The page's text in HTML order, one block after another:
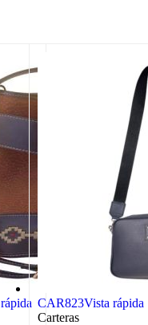
CAR823Vista rápida
Carteras